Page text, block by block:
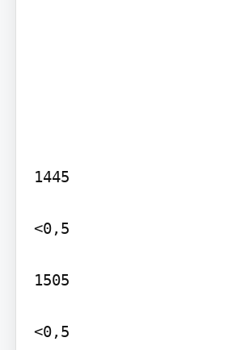
1445
<0,5
1505
<0,5